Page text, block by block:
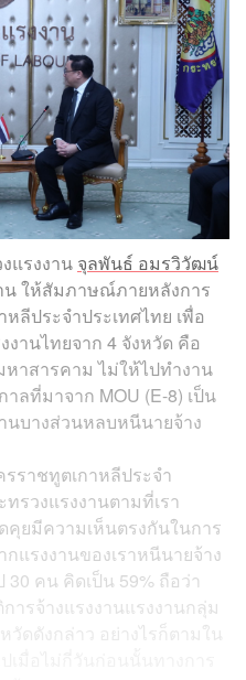
แรงงาน จุลพันธ์ อมรวิวัฒน์
น ให้สัมภาษณ์ภายหลังการ
ลีประจำประเทศไทย เพื่อ
านไทยจาก 4 จังหวัด คือ
าสารคาม ไม่ให้ไปทำงาน
ลที่มาจาก MOU (E-8) เป็น
นบางส่วนหลบหนีนายจ้าง
ราชทูตเกาหลีประจำ
รวงแรงงานตามที่เรา
คุยมีความเห็นตรงกันในการ
แรงงานของเราหนีนายจ้าง
คน คิดเป็น 59% ถือว่า
ารจ้างแรงงานแรงงานกลุ่ม
ดดังกล่าว อย่างไรก็ตามใน